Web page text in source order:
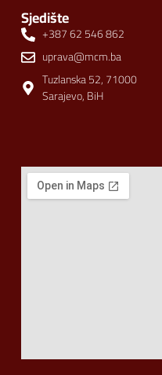
Sjedište
+387 62 546 862
uprava@mcm.ba
Tuzlanska 52, 71000
Sarajevo, BiH